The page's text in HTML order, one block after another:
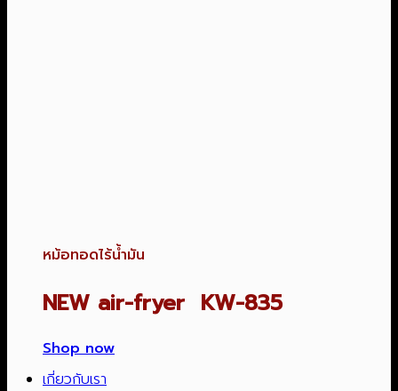
หม้อทอดไร้น้ำมัน
NEW air-fryer KW-835
Shop now
เกี่ยวกับเรา